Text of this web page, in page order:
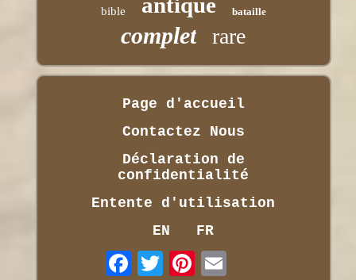
bible antique bataille
complet rare
Page d'accueil
Contactez Nous
Déclaration de
confidentialité
Entente d'utilisation
EN
FR